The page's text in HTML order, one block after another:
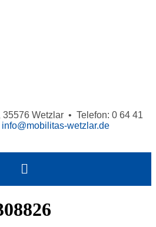
Wetzlar • Telefon: 0 64 41
info@mobilitas-wetzlar.de